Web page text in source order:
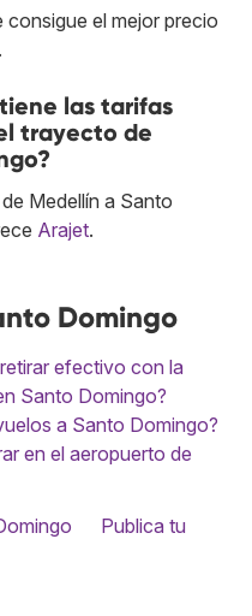
consigue el mejor precio
las tarifas
trayecto de
Medellín a Santo
Arajet.
Domingo
efectivo con la
Santo Domingo?
a Santo Domingo?
en el aeropuerto de
Publica tu